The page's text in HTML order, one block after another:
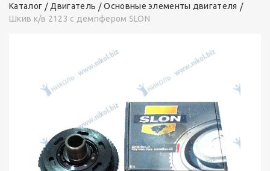
Каталог Двигатель
Основные элементы двигателя
Шкив к/в 2123 с демпфером SLON